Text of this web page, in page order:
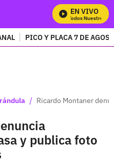
EN VIVO
Mira Todos Nuestros
PICO Y PLACA 7 DE
/ Ricardo Montaner
y publica foto